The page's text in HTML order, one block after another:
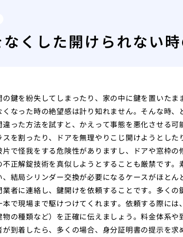
くした開けられない
の鍵を紛失してしまったり、家の中に鍵を置いたま
くなった時の絶望感は計り知れません。そんな時
違った方法を試すと、かえって事態を悪化させる
スを割ったり、ドアを無理やりこじ開けようとした
片で怪我をする危険性がありますし、ドアや窓枠
不正解錠技術を真似しようとすることも厳禁です
、結局シリンダー交換が必要になるケースがほと
業者に連絡し、鍵開けを依頼することです。多く
本で現場まで駆けつけてくれます。依頼する際に
物の種類など）を正確に伝えましょう。料金体系
が到着したら、多くの場合、身分証明書の提示を